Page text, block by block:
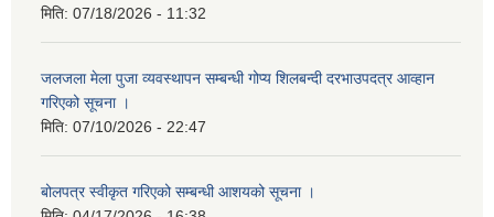
मिति: 07/18/2026 - 11:32
जलजला मेला पुजा व्यवस्थापन सम्बन्धी गोप्य शिलबन्दी दरभाउपदत्र आव्हान
गरिएको सूचना ।
मिति: 07/10/2026 - 22:47
बोलपत्र स्वीकृत गरिएको सम्बन्धी आशयको सूचना ।